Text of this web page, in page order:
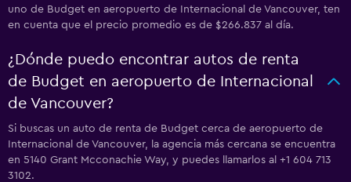
uno de Budget en aeropuerto de Internacional de Vancouver, ten
en cuenta que el precio promedio es de $266.837 al día.
¿Dónde puedo encontrar autos de renta
de Budget en aeropuerto de Internacional
de Vancouver?
Si buscas un auto de renta de Budget cerca de aeropuerto de
Internacional de Vancouver, la agencia más cercana se encuentra
en 5140 Grant Mcconachie Way, y puedes llamarlos al +1 604 713
3102.